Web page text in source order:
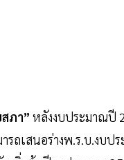
ภา” หลังงบประมาณปี
รถเสนอร่างพ.ร.บ.ง